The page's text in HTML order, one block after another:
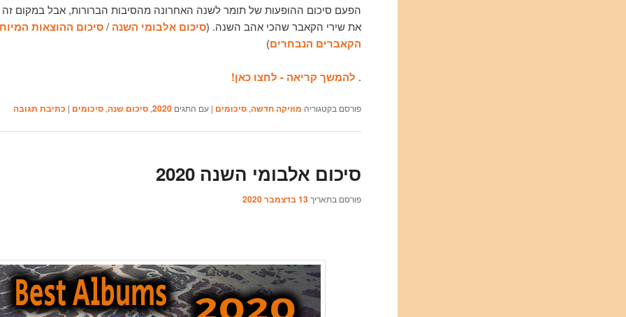
הפעם סיכום ההופעות של תומר לשנה האחרונה מהסיבות הברורות, אבל במקום זה
את שירי הקאבר שהכי אהב השנה. (סיכום אלבומי השנה /סיכום ההוצאות
הקאברים הנבחרים)
. להמשך קריאה - לחצו כאן!
פורסם בקטגוריה מוזיקה חדשה,סיכומים |עם התגים 2020
,סיכום שנה,סיכומים | כתיבת תגובה
סיכום אלבומי השנה 2020
פורסם בתאריך13 בדצמבר 2020